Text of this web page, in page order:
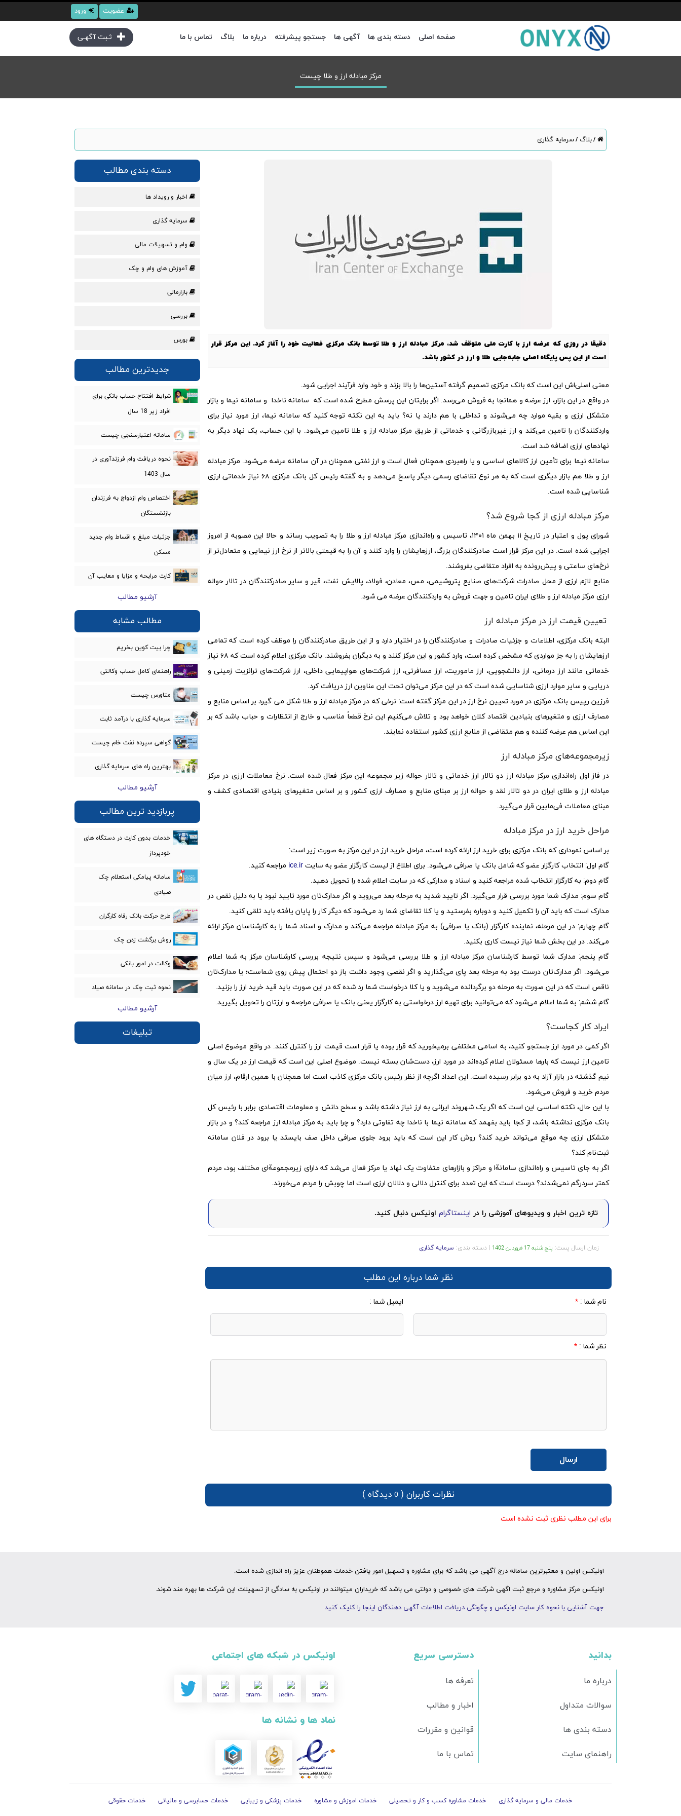
ورود عضویت
ثـبت آگهـی صفحه اصلی دسته بندی ها آگهی ها جستجو پیشرفته درباره ما بلاگ تماس با ما
مرکز مبادله ارز و طلا چیست
/بلاگ/سرمایه گذاری
دقیقا در روزی که عرضه ارز با کارت ملی متوقف شد، مرکز مبادله ارز و طلا توسط بانک مرکزی فعالیت خود را آغاز کرد. این مرکز قرار
است از این پس پایگاه اصلی جابه‌جایی طلا و ارز در کشور باشد.
معنی اصلی‌اش این است که بانک مرکزی تصمیم گرفته آستین‌ها را بالا بزند و خود وارد فرآیند اجرایی شود.
در واقع در این بازار، ارز عرضه و همانجا به فروش می‌رسد. اگر برایتان این پرسش مطرح شده است که سامانه ناخدا و سامانه نیما و بازار
متشکل ارزی و بقیه موارد چه می‌شوند و تداخلی با هم دارند یا نه؟ باید به این نکته توجه کنید که سامانه نیما، ارز مورد نیاز برای
واردکنندگان را تامین می‌کند و ارز غیربازرگانی و خدماتی از طریق مرکز مبادله ارز و طلا تامین می‌شود. با این حساب، یک نهاد دیگر به
نهادهای ارزی اضافه شد است.
سامانه نیما برای تأمین ارز کالاهای اساسی و یا راهبردی همچنان فعال است و ارز نفتی همچنان در آن سامانه عرضه می‌شود. مرکز مبادله
ارز و طلا هم بازار دیگری است که به هر نوع تقاضای رسمی دیگر پاسخ می‌دهد و به گفته رئیس کل بانک مرکزی ۶۸ نیاز خدماتی ارزی
شناسایی شده است.
مرکز مبادله ارزی از کجا شروع شد؟
شورای پول و اعتبار در تاریخ ۱۱ بهمن ماه ۱۴۰۱، تاسیس و راه‌اندازی مرکز مبادله ارز و طلا را به تصویب رساند و حالا این مصوبه از امروز
اجرایی شده است. در این مرکز قرار است صادرکنندگان بزرگ، ارزهایشان را وارد کنند و آن را به قیمتی بالاتر از نرخ ارز نیمایی و متعادل‌تر از
نرخ‌های ساعتی و پیش‌رونده به افراد متقاضی بفروشند.
منابع لازم ارزی از محل صادرات شرکت‌های صنایع پتروشیمی، مس، معادن، فولاد، پالایش نفت، قیر و سایر صادرکنندگان در تالار حواله
ارزی مرکز مبادله ارز و طلای ایران تامین و جهت فروش به واردکنندگان عرضه می شود.
تعیین قیمت ارز در مرکز مبادله ارز
البته بانک مرکزی، اطلاعات و جزئیات صادرات و صادرکنندگان را در اختیار دارد و از این طریق صادرکنندگان را موظف کرده است که تمامی
ارزهایشان را به جز مواردی که مشخص کرده است، وارد کشور و این مرکز کنند و به دیگران بفروشند. بانک مرکزی اعلام کرده است که ۶۸ نیاز
خدماتی مانند ارز درمانی، ارز دانشجویی، ارز ماموریت، ارز مسافرتی، ارز شرکت‌های هواپیمایی داخلی، ارز شرکت‌های ترانزیت زمینی و
دریایی و سایر موارد ارزی شناسایی شده است که در این مرکز می‌توان تحت این عناوین ارز دریافت کرد.
فرزین رپیس بانک مرکزی در مورد تعیین نرخ ارز در این مرکز گفته است: نرخی که در مرکز مبادله ارز و طلا شکل می گیرد بر اساس منابع و
مصارف ارزی و متغیرهای بنیادین اقتصاد کلان خواهد بود و تلاش می‌کنیم این نرخ قطعاً مناسب و خارج از انتظارات و حباب باشد که بر
این اساس هم عرضه کننده و هم متقاضی از منابع ارزی کشور استفاده نمایند.
زیرمجموعه‌های مرکز مبادله ارز
در فاز اول راه‌اندازی مرکز مبادله ارز دو تالار ارز خدماتی و تالار حواله زیر مجموعه این مرکز فعال شده است. نرخ معاملات ارزی در مرکز
مبادله ارز و طلای ایران در دو تالار نقد و حواله ارز بر مبنای منابع و مصارف ارزی کشور و بر اساس متغیرهای بنیادی اقتصادی کشف و
مبنای معاملات فی‌مابین قرار می‌گیرد.
مراحل خرید ارز در مرکز مبادله
بر اساس نموداری که بانک مرکزی برای خرید ارز ارائه کرده است، مراحل خرید ارز در این مرکز به صورت زیر است:
گام اول: انتخاب کارگزار عضو که شامل بانک یا صرافی می‌شود. برای اطلاع از لیست کارگزار عضو به سایت ice.ir مراجعه کنید.
گام دوم: به کارگزار انتخاب شده مراجعه کنید و اسناد و مدارکی که در سایت اعلام شده را تحویل دهید.
گام سوم: مدارک شما مورد بررسی قرار می‌گیرد. اگر تایید شدید به مرحله بعد می‌روید و اگر مدارک‌تان مورد تایید نبود یا به دلیل نقص در
مدارک است که باید آن را تکمیل کنید و دوباره بفرستید و یا کلا تقاضای شما رد می‌شود که دیگر کار را پایان یافته باید تلقی کنید.
گام چهارم: در این مرحله، نماینده کارگزار (بانک یا صرافی) به مرکز مبادله مراجعه می‌کند و مدارک و اسناد شما را به کارشناسان مرکز ارائه
می‌کند. در این بخش شما نیاز نیست کاری بکنید.
گام پنجم: مدارک شما توسط کارشناسان مرکز مبادله ارز و طلا بررسی می‌شود و سپس نتیجه بررسی کارشناسان مرکز به شما اعلام
می‌شود. اگر مدارک‌تان درست بود به مرحله بعد پای می‌گذارید و اگر نقصی وجود داشت باز دو احتمال پیش روی شماست؛ یا مدارک‌تان
ناقص است که در این صورت به مرحله دو برگردانده می‌شوید و یا کلا درخواست شما رد شده که در این صورت باید قید خرید ارز را بزنید.
گام ششم: به شما اعلام می‌شود که می‌توانید برای تهیه ارز درخواستی به کارگزار یعنی بانک یا صرافی مراجعه و ارزتان را تحویل بگیرید.
ایراد کار کجاست؟
اگر کمی در مورد ارز جستجو کنید، به اسامی مختلفی برمیخورید که قرار بوده یا قرار است قیمت ارز را کنترل کنند. در واقع موضوع اصلی
تامین ارز نیست که بارها مسئولان اعلام کرده‌اند در مورد ارز، دست‌شان بسته نیست. موضوع اصلی این است که قیمت ارز در یک سال و
نیم گذشته در بازار آزاد به دو برابر رسیده است. این اعداد اگرچه از نظر رئیس بانک مرکزی کاذب است اما همچنان با همین ارقام، ارز میان
مردم خرید و فروش می‌شود.
با این حال، نکته اساسی این است که اگر یک شهروند ایرانی به ارز نیاز داشته باشد و سطح دانش و معلومات اقتصادی برابر با رئیس کل
بانک مرکزی نداشته باشد، از کجا باید بفهمد که سامانه نیما با ناخدا چه تفاوتی دارد؟ و چرا باید به مرکز مبادله ارز مراجعه کند؟ و در بازار
متشکل ارزی چه موقع می‌تواند خرید کند؟ روش کار این است که باید برود جلوی صرافی داخل صف بایستد یا برود در فلان سامانه
ثبت‌نام کند؟
اگر به جای تاسیس و راه‌اندازی سامانه‌ّا و مراکز و بازارهای متفاوت یک نهاد یا مرکز فعال می‌شد که دارای زیرمجموعه‌ّای مختلف بود، مردم
کمتر سردرگم نمی‌شدند؟ درست است که این تعدد برای کنترل دلالی و دلالان ارزی است اما چوبش را مردم می‌خورند.
تازه ترین اخبار و ویدیوهای آموزشی را در اینستاگرام اونیکس دنبال کنید.
زمان ارسال پست: پنج شنبه 17 فروردین 1402 | دسته بندی: سرمایه گذاری
نظر شما درباره این مطلب
نام شما : * ایمیل شما :
نظر شما : *
نظرات کاربران ( 0 دیدگاه )
برای این مطلب نظری ثبت نشده است
دسته بندی مطالب
اخبار و رویداد ها
سرمایه گذاری
وام و تسهیلات مالی
آموزش های وام و چک
بازارمالی
بررسی
بورس
جدیدترین مطالب
شرایط افتتاح حساب بانکی برای
افراد زیر 18 سال
سامانه اعتبارسنجی چیست
نحوه دریافت وام فرزندآوری در
سال 1403
اختصاص وام ازدواج به فرزندان
بازنشستگان
جزئیات مبلغ و اقساط وام جدید
مسکن
کارت مرابحه و مزایا و معایب‌ آن
آرشیو مطالب
مطالب مشابه
چرا بیت کوین بخریم
راهنمای کامل حساب وکالتی
متاورس چیست
سرمایه گذاری با درآمد ثابت
گواهی سپرده نفت خام چیست
بهترین راه های سرمایه گذاری
آرشیو مطالب
پربازدید ترین مطالب
خدمات بدون کارت در دستگاه های
خودپرداز
سامانه پیامکی استعلام چک
صیادی
طرح حرکت بانک رفاه کارگران
روش برگشت زدن چک
وکالت در امور بانكی
نحوه ثبت چک در سامانه صیاد
آرشیو مطالب
تبلیغات
اونیکس اولین و معتبرترین سامانه درج آگهی می باشد که برای مشاوره و تسهیل امور یافتن خدمات هموطنان عزیز راه اندازی شده است.
اونیکس مرکز مشاوره و مرجع ثبت اگهی شرکت های خصوصی و دولتی می باشد که خریداران میتوانند در اونیکس به سادگی از تسهیلات این شرکت ها بهره مند شوند.
جهت آشنایی با نحوه کار سایت اونیکس و چگونگی دریافت اطلاعات آگهی دهندگان اینجا را کلیک کنید
اونیکس در شبکه های اجتماعی
نماد ها و نشانه ها
دسترسی سریع
تعرفه ها
اخبار و مطالب
قوانین و مقررات
تماس با ما
بدانید
درباره ما
سوالات متداول
دسته بندی ها
راهنمای سایت
خدمات مالی و سرمایه گذاری خدمات مشاوره کسب و کار و تحصیلی خدمات اموزش و مشاوره خدمات پزشکی و زیبایی خدمات حسابرسی و مالیاتی خدمات حقوقی